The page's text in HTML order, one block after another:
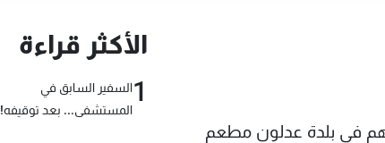
في بلدة عدلون مطعم
الأكثر قراءة
1السفير السابق في
المستشفى... بعد توقيفه!